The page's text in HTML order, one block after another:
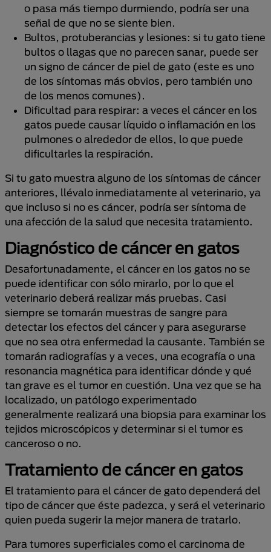
o pasa más tiempo durmiendo, podría ser una
señal de que no se siente bien.
Bultos, protuberancias y lesiones: si tu gato tiene
bultos o llagas que no parecen sanar, puede ser
un signo de cáncer de piel de gato (este es uno
de los síntomas más obvios, pero también uno
de los menos comunes).
Dificultad para respirar: a veces el cáncer en los
gatos puede causar líquido o inflamación en los
pulmones o alrededor de ellos, lo que puede
dificultarles la respiración.
Si tu gato muestra alguno de los síntomas de cáncer
anteriores, llévalo inmediatamente al veterinario, ya
que incluso si no es cáncer, podría ser síntoma de
una afección de la salud que necesita tratamiento.
Diagnóstico de cáncer en gatos
Desafortunadamente, el cáncer en los gatos no se
puede identificar con sólo mirarlo, por lo que el
veterinario deberá realizar más pruebas. Casi
siempre se tomarán muestras de sangre para
detectar los efectos del cáncer y para asegurarse
que no sea otra enfermedad la causante. También se
tomarán radiografías y a veces, una ecografía o una
resonancia magnética para identificar dónde y qué
tan grave es el tumor en cuestión. Una vez que se ha
localizado, un patólogo experimentado
generalmente realizará una biopsia para examinar los
tejidos microscópicos y determinar si el tumor es
canceroso o no.
Tratamiento de cáncer en gatos
El tratamiento para el cáncer de gato dependerá del
tipo de cáncer que éste padezca, y será el veterinario
quien pueda sugerir la mejor manera de tratarlo.
Para tumores superficiales como el carcinoma de